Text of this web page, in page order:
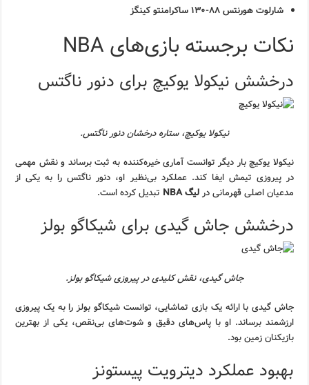
شارلوت هورنتس ۸۸-۱۳۰ ساکرامنتو کینگز
نکات برجسته بازی‌های NBA
درخشش نیکولا یوکیچ برای دنور ناگتس
نیکولا یوکیچ، ستاره درخشان دنور ناگتس.
نیکولا یوکیچ بار دیگر توانست آماری خیره‌کننده به ثبت برساند و نقش مهمی
در پیروزی تیمش ایفا کند. عملکرد بی‌نظیر او، دنور ناگتس را به یکی از
مدعیان اصلی قهرمانی درلیگ NBA تبدیل کرده است.
درخشش جاش گیدی برای شیکاگو بولز
جاش گیدی، نقش کلیدی در پیروزی شیکاگو بولز.
جاش گیدی با ارائه یک بازی تماشایی، توانست شیکاگو بولز را به یک پیروزی
ارزشمند برساند. او با پاس‌های دقیق و شوت‌های بی‌نقص، یکی از بهترین
بازیکنان زمین بود.
بهبود عملکرد دیترویت پیستونز